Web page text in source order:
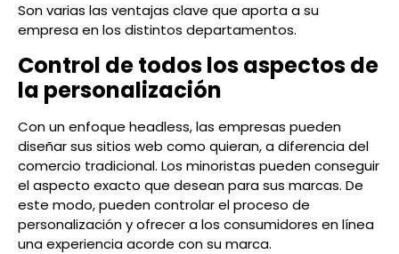
Son varias las ventajas clave que aporta a su
empresa en los distintos departamentos.
Control de todos los aspectos de
la personalización
Con un enfoque headless, las empresas pueden
diseñar sus sitios web como quieran, a diferencia del
comercio tradicional. Los minoristas pueden conseguir
el aspecto exacto que desean para sus marcas. De
este modo, pueden controlar el proceso de
personalización y ofrecer a los consumidores en línea
una experiencia acorde con su marca.